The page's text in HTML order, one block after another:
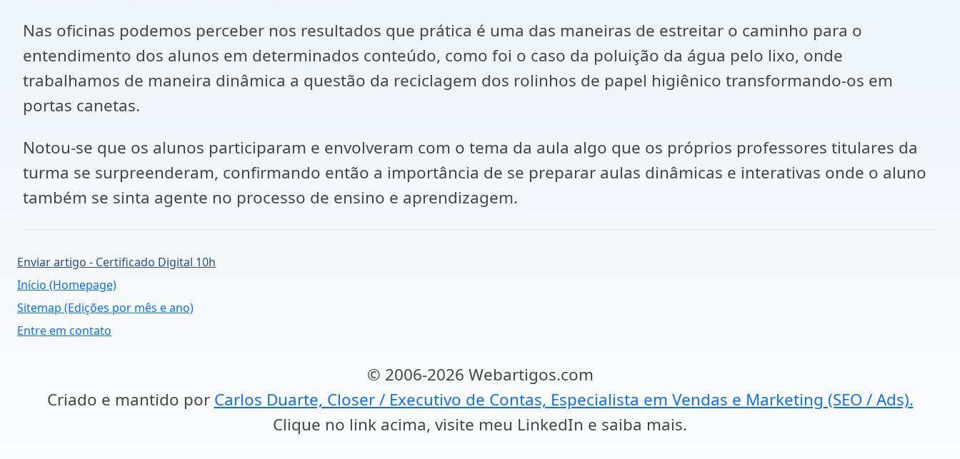
Nas oficinas podemos perceber nos resultados que prática é uma das maneiras de estreitar o caminho para o
entendimento dos alunos em determinados conteúdo, como foi o caso da poluição da água pelo lixo, onde
trabalhamos de maneira dinâmica a questão da reciclagem dos rolinhos de papel higiênico transformando-os em
portas canetas.
Notou-se que os alunos participaram e envolveram com o tema da aula algo que os próprios professores titulares da
turma se surpreenderam, confirmando então a importância de se preparar aulas dinâmicas e interativas onde o aluno
também se sinta agente no processo de ensino e aprendizagem.
Enviar artigo - Certificado Digital 10h
Início (Homepage)
Sitemap (Edições por mês e ano)
Entre em contato
© 2006-2026 Webartigos.com
Criado e mantido por Carlos Duarte, Closer / Executivo de Contas, Especialista em Vendas e Marketing (SEO / Ads).
Clique no link acima, visite meu LinkedIn e saiba mais.